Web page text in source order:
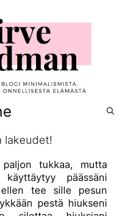
lakeudet!
tukkaa, mutta
päässäni
tee sille pesun
pestä hiukseni